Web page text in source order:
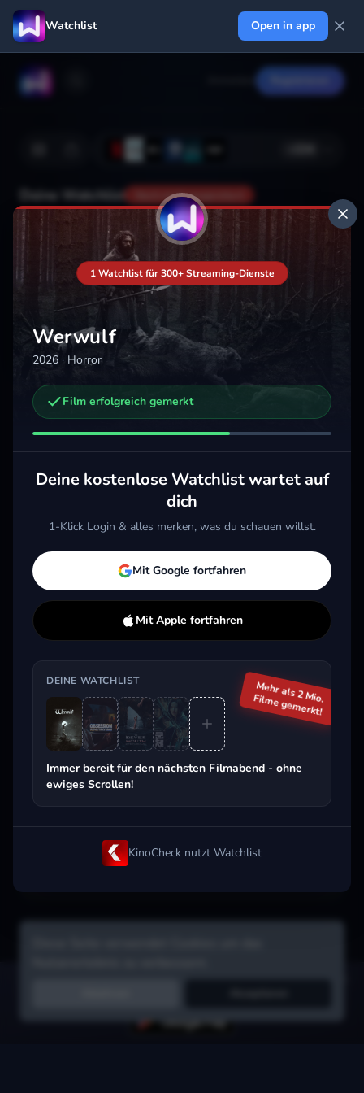
Watchlist Open in app
Deine Watchlist Noch nicht gespeichert
Hinzufügen
Weitere Trailer, die dich interessieren könnten
Obsession – Du sollst mich lieben
Merken
Mehr
The Devil's Mouth - Der Teufelsschlund
Merken
Mehr
Evil
Aktuell im Trend
Beliebt beim Streaming
Filme in Sekunden merken, Tipps von
1 Watchlist für 300+ Streaming-Dienste
Werwulf
2026 · Horror
Film erfolgreich gemerkt
Deine kostenlose Watchlist wartet auf
dich
1-Klick Login & alles merken, was du schauen willst.
Mit Google fortfahren
Mit Apple fortfahren
DEINE WATCHLIST
Immer bereit für den nächsten Filmabend - ohne
ewiges Scrollen!
Mehr als 2 Mio.
Filme gemerkt!
KinoCheck nutzt Watchlist